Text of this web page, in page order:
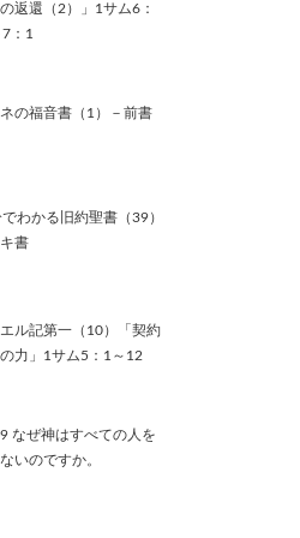
返還（2）」1サム6：
：1
の福音書（1）－前書
わかる旧約聖書（39）
書
ル記第一（10）「契約
力」1サム5：1～12
なぜ神はすべての人を
いのですか。